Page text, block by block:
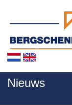
Nieuws
Home
Bedrijfsprofiel